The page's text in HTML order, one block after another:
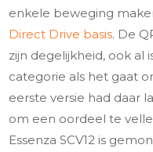
enkele beweging
Direct Drive basis. De
zijn degelijkheid, ook al
categorie als het gaat
eerste versie had daar
om een oordeel te
Essenza SCV12 is